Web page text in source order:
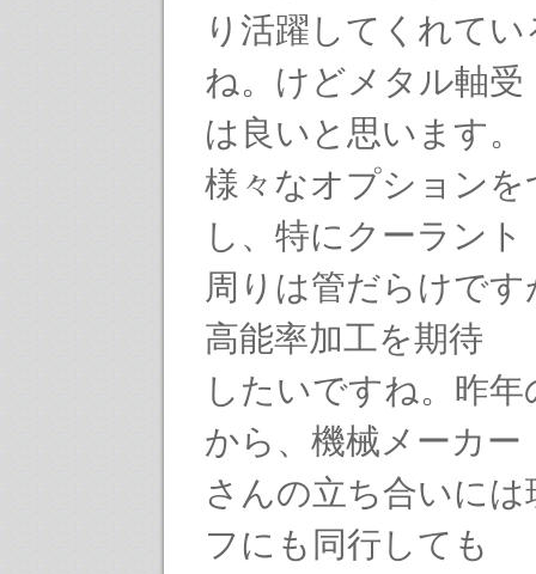
り活躍してくれて
ね。けどメタル軸受
は良いと思います。
様々なオプション
し、特にクーラント
周りは管だらけです
高能率加工を期待
したいですね。昨年
から、機械メーカー
さんの立ち合いに
フにも同行しても